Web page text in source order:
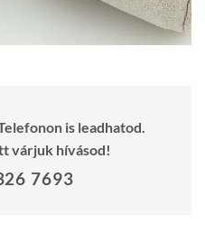
is leadhatod.
várjuk hívásod!
7693